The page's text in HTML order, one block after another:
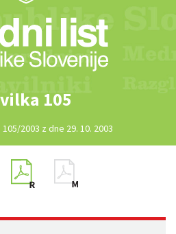
105
2003 z dne 29. 10. 2003